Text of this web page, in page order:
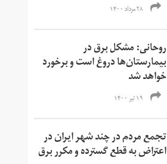
۲۸ مرداد ۱۴۰۰
روحانی: مشکل برق در
بیمارستان‌ها دروغ است و برخورد
خواهد شد
۱۹ تیر ۱۴۰۰
تجمع مردم در چند شهر ایران در
اعتراض به قطع گسترده و مکرر برق